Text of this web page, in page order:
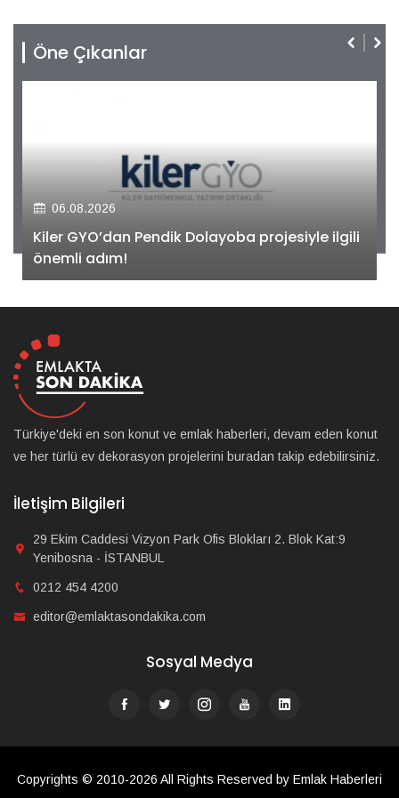
Öne Çıkanlar
06.08.2026
Kiler GYO’dan Pendik Dolayoba projesiyle ilgili
önemli adım!
Türkiye'deki en son konut ve emlak haberleri, devam eden konut
ve her türlü ev dekorasyon projelerini buradan takip edebilirsiniz.
İletişim Bilgileri
29 Ekim Caddesi Vizyon Park Ofis Blokları 2. Blok Kat:9
Yenibosna - İSTANBUL
0212 454 4200
editor@emlaktasondakika.com
Sosyal Medya
Copyrights © 2010-2026 All Rights Reserved by Emlak Haberleri